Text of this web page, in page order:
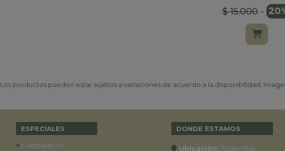
$ 15.000-
Los productos pueden estar sujetos a variaciones de acuerdo a la disponibilidad.
ESPECIALES
• Cumpleaños
DONDE ESTAMOS
Ubicación: Argentina